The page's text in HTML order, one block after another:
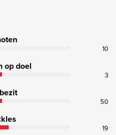
10
op doel
3
50
19